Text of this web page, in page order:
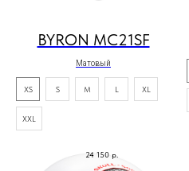
BYRON MC21SF
Матовый
24 150 р.
XS S M L XL
XXL